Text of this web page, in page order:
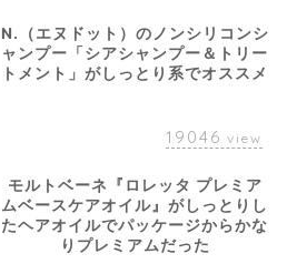
N.（エヌドット）のノンシリコンシ
ャンプー「シアシャンプー＆トリー
トメント」がしっとり系でオススメ
19046 view
モルトベーネ『ロレッタ プレミア
ムベースケアオイル』がしっとりし
たヘアオイルでパッケージからかな
りプレミアムだった